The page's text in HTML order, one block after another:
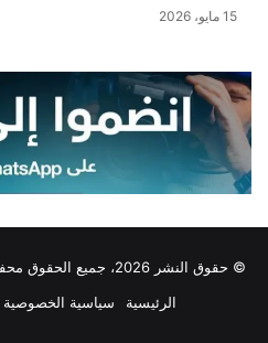
15 مايو، 2026
© حقوق النشر 2026، جميع الحقوق محفوظة |
الرئيسية
سياسية الخصوصية